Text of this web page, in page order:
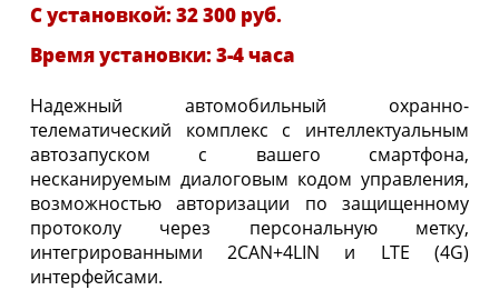
С установкой: 32 300 руб.
Время установки: 3-4 часа
Надежный автомобильный охранно-
телематический комплекс с интеллектуальным
автозапуском с вашего смартфона,
несканируемым диалоговым кодом управления,
возможностью авторизации по защищенному
протоколу через персональную метку,
интегрированными 2CAN+4LIN и LTE (4G)
интерфейсами.